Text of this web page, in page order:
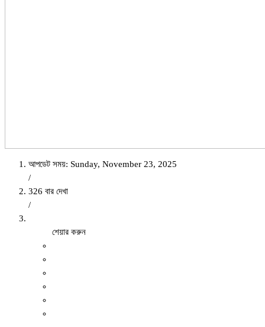
আপডেট সময়: Sunday, November 23, 2025
/
326 বার দেখা
/
শেয়ার করুন